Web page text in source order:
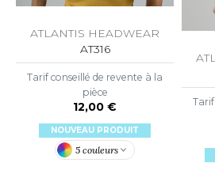
ATLANTIS HEADWEAR
AT316
Tarif conseillé de revente à la
pièce
12,00 €
NOUVEAU PRODUIT
5 couleurs